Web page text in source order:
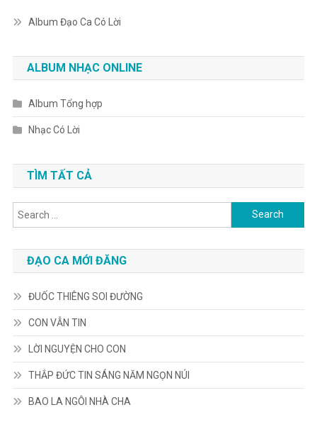
Album Đạo Ca Có Lời
ALBUM NHẠC ONLINE
Album Tổng hợp
Nhạc Có Lời
TÌM TẤT CẢ
Search
for:
ĐẠO CA MỚI ĐĂNG
ĐUỐC THIÊNG SOI ĐƯỜNG
CON VẪN TIN
LỜI NGUYỆN CHO CON
THẮP ĐỨC TIN SÁNG NĂM NGỌN NÚI
BAO LA NGÔI NHÀ CHA